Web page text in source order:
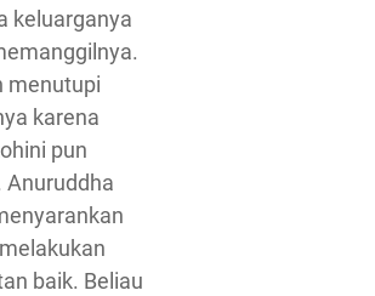
keluarganya
menutupi
karena
pun
Anuruddha
baik. Beliau